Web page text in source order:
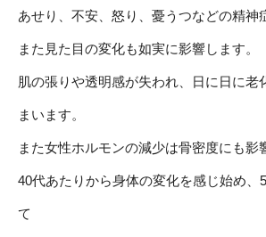
あせり、不安、怒り、憂うつなどの精神
また見た目の変化も如実に影響します。
肌の張りや透明感が失われ、日に日に老
まいます。
また女性ホルモンの減少は骨密度にも影
40代あたりから身体の変化を感じ始め、
て